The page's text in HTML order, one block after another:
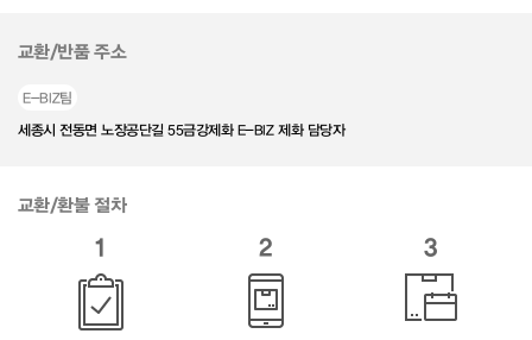
교환/반품 주소
E-BIZ팀
세종시 전동면 노장공단길 55금강제화 E-BIZ 제화 담당자
교환/환불 절차
1 2 3